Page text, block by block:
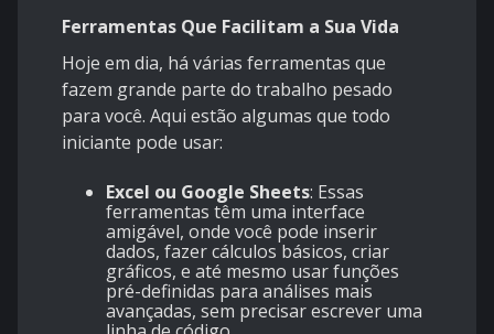
Ferramentas Que Facilitam a Sua Vida
Hoje em dia, há várias ferramentas que
fazem grande parte do trabalho pesado
para você. Aqui estão algumas que todo
iniciante pode usar:
Excel ou Google Sheets: Essas
ferramentas têm uma interface
amigável, onde você pode inserir
dados, fazer cálculos básicos, criar
gráficos, e até mesmo usar funções
pré-definidas para análises mais
avançadas, sem precisar escrever uma